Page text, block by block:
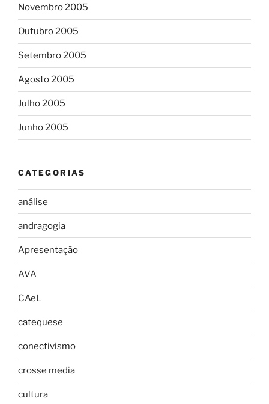
Novembro 2005
Outubro 2005
Setembro 2005
Agosto 2005
Julho 2005
Junho 2005
CATEGORIAS
análise
andragogia
Apresentação
AVA
CAeL
catequese
conectivismo
crosse media
cultura